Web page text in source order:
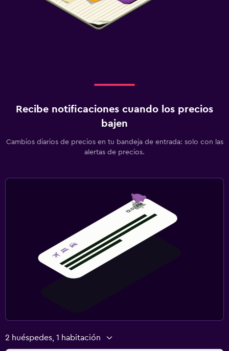
Recibe notificaciones cuando los precios
bajen
Cambios diarios de precios en tu bandeja de entrada: solo con las
alertas de precios.
2 huéspedes, 1 habitación